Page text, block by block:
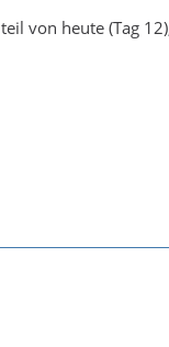
von heute (Tag